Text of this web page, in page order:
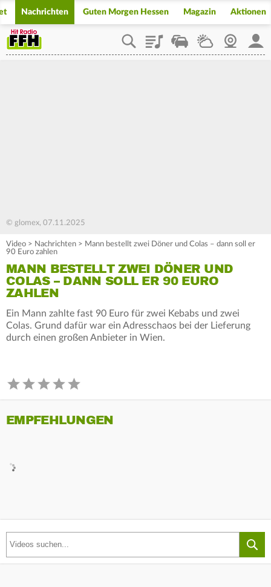
Nachrichten Guten Morgen Hessen Magazin Aktionen
PlaylistStaupilotWetterWebcam
© glomex, 07.11.2025
Video > Nachrichten > Mann bestellt zwei Döner und Colas – dann soll er
90 Euro zahlen
MANN BESTELLT ZWEI DÖNER UND
COLAS – DANN SOLL ER 90 EURO
ZAHLEN
Ein Mann zahlte fast 90 Euro für zwei Kebabs und zwei
Colas. Grund dafür war ein Adresschaos bei der Lieferung
durch einen großen Anbieter in Wien.
EMPFEHLUNGEN